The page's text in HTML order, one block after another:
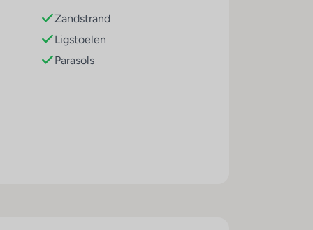
Zandstrand
Ligstoelen
Parasols